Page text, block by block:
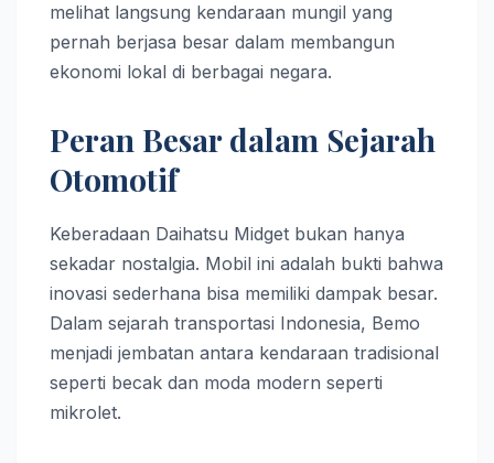
melihat langsung kendaraan mungil yang
pernah berjasa besar dalam membangun
ekonomi lokal di berbagai negara.
Peran Besar dalam Sejarah
Otomotif
Keberadaan Daihatsu Midget bukan hanya
sekadar nostalgia. Mobil ini adalah bukti bahwa
inovasi sederhana bisa memiliki dampak besar.
Dalam sejarah transportasi Indonesia, Bemo
menjadi jembatan antara kendaraan tradisional
seperti becak dan moda modern seperti
mikrolet.